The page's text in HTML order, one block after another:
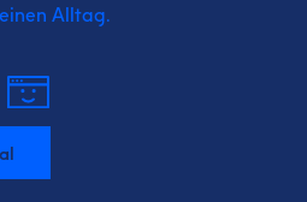
Alltag.